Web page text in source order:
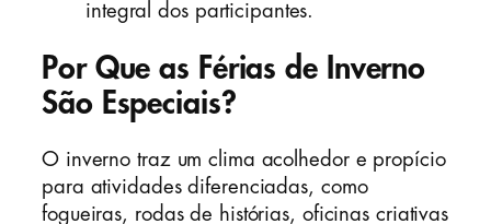
integral dos participantes.
Por Que as Férias de Inverno
São Especiais?
O inverno traz um clima acolhedor e propício
para atividades diferenciadas, como
fogueiras, rodas de histórias, oficinas criativas